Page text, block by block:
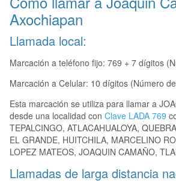
Axochiapan
Llamada local:
Marcación a teléfono fijo: 769 + 7 dígitos
Marcación a Celular: 10 dígitos (Número
Esta marcación se utiliza para llamar a
desde una localidad con Clave LADA 769
TEPALCINGO, ATLACAHUALOYA,
EL GRANDE, HUITCHILA, MARCELINO
LOPEZ MATEOS, JOAQUIN CAMAÑO,
Llamadas de larga distancia